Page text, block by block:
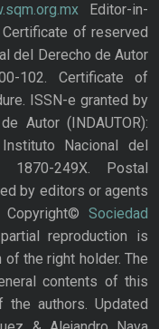
Editor-in-
of reserved
del Derecho de Autor
102. Certificate of
ISSN-e granted by
Autor (INDAUTOR):
Nacional del
1870-249X. Postal
by editors or agents
Copyright© Sociedad
reproduction is
the right holder. The
contents of this
authors. Updated